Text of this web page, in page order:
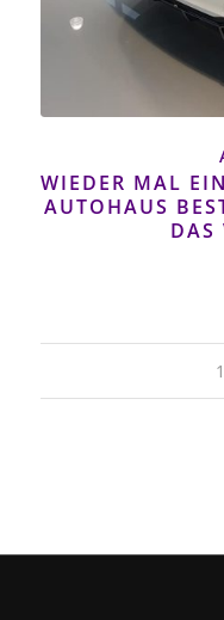
WIEDER MAL
AUTOHAUS
DAS